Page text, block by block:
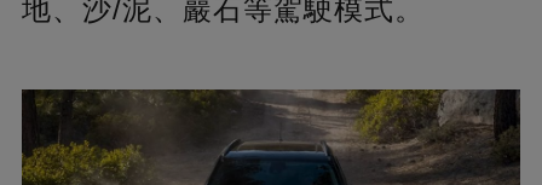
地、沙/泥、巖石等駕駛模式。